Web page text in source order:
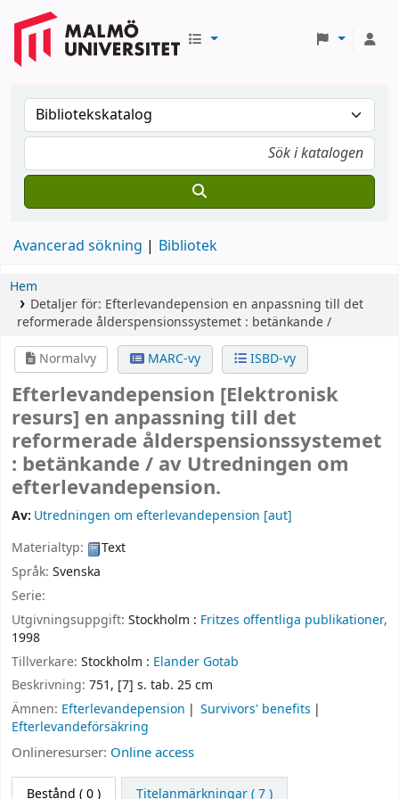
Avancerad sökning Bibliotek
Hem
Detaljer för: Efterlevandepension en anpassning till det
reformerade ålderspensionssystemet : betänkande /
Normalvy
MARC-vy ISBD-vy
Efterlevandepension [Elektronisk
resurs] en anpassning till det
reformerade ålderspensionssystemet
: betänkande / av Utredningen om
efterlevandepension.
Av: Utredningen om efterlevandepension [aut]
Materialtyp:
Text
Språk: Svenska
Serie:
Utgivningsuppgift: Stockholm : Fritzes offentliga publikationer,
1998
Tillverkare: Stockholm : Elander Gotab
Beskrivning: 751, [7] s. tab. 25 cm
Ämnen: Efterlevandepension
Survivors' benefits
Efterlevandeförsäkring
Onlineresurser: Online access
Bestånd ( 0 ) Titelanmärkningar ( 7 )